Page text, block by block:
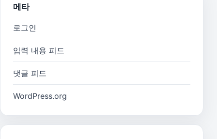
메타
로그인
입력 내용 피드
댓글 피드
WordPress.org